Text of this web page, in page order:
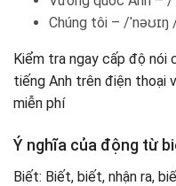
Chúng tôi – /ˈnəʊɪŋ
Kiểm tra ngay cấp độ nói
tiếng Anh trên điện thoại
miễn phí
Ý nghĩa của động từ
Biết: Biết, biết, nhận ra,